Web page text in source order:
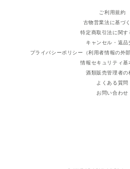
るメーカー提供情報に基づいてい
インの変更、製造過程での混入等
場合があります。必ずお手元の商
括表示をご確認ください。
ご利用規約
古物営業法に基づ
特定商取引法に関す
キャンセル・返品
プライバシーポリシー（利用者情報の外
情報セキュリティ基
酒類販売管理者の
よくある質問
お問い合わせ